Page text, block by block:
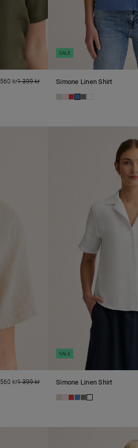
560 kr1 399 kr Simone Linen Shirt
SALE
560 kr1 399 kr Simone Linen Shirt
SALE